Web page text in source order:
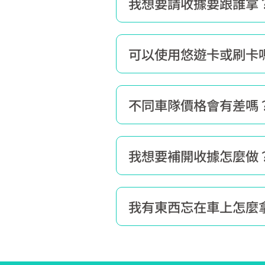
可以使用悠遊卡或刷卡
不同車隊價格會有差嗎
我想要補開收據怎麼做
我有東西忘在車上怎麼